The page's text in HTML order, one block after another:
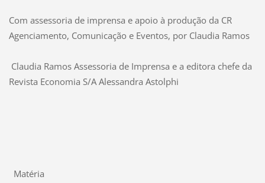
Com assessoria de imprensa e apoio à produção da CR
Agenciamento, Comunicação e Eventos, por Claudia Ramos
Claudia Ramos Assessoria de Imprensa e a editora chefe da
Revista Economia S/A Alessandra Astolphi
Matéria